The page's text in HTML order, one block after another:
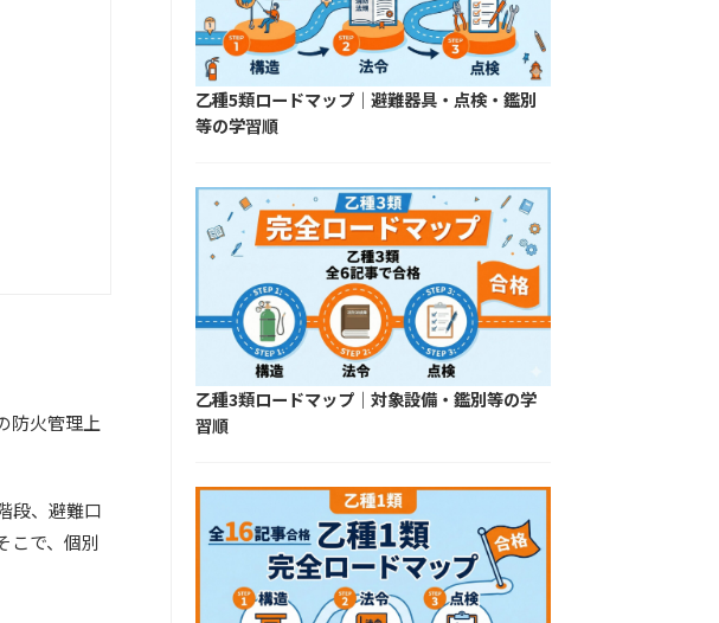
防火管理上
段、避難口
こで、個別
乙種5類ロードマップ｜避難器具・点検・鑑別
等の学習順
乙種3類ロードマップ｜対象設備・鑑別等の学
習順